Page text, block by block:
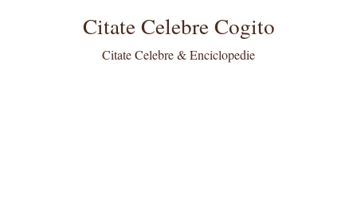
Citate Celebre Cogito
Citate Celebre & Enciclopedie